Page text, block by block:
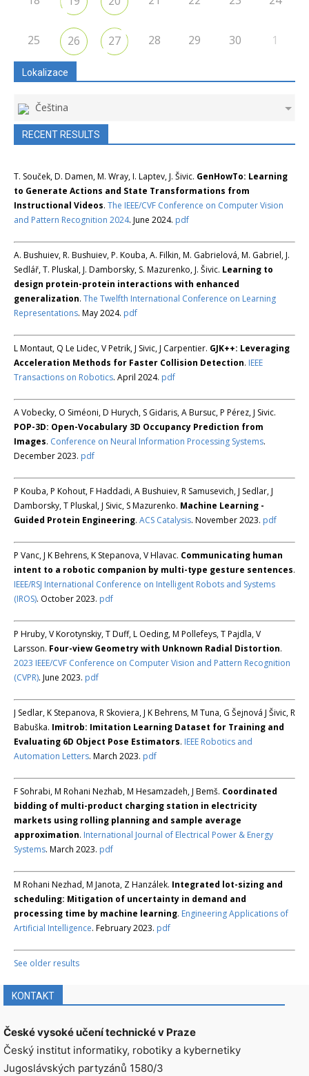
25 26 27 28 29 30 1
Lokalizace
Čeština
RECENT RESULTS
T. Souček, D. Damen, M. Wray, I. Laptev, J. Šivic. GenHowTo: Learning
to Generate Actions and State Transformations from
Instructional Videos. The IEEE/CVF Conference on Computer Vision
and Pattern Recognition 2024. June 2024. pdf
A. Bushuiev, R. Bushuiev, P. Kouba, A. Filkin, M. Gabrielová, M. Gabriel, J.
Sedlář, T. Pluskal, J. Damborsky, S. Mazurenko, J. Šivic. Learning to
design protein-protein interactions with enhanced
generalization. The Twelfth International Conference on Learning
Representations. May 2024. pdf
L Montaut, Q Le Lidec, V Petrik, J Sivic, J Carpentier. GJK++: Leveraging
Acceleration Methods for Faster Collision Detection. IEEE
Transactions on Robotics. April 2024. pdf
A Vobecky, O Siméoni, D Hurych, S Gidaris, A Bursuc, P Pérez, J Sivic.
POP-3D: Open-Vocabulary 3D Occupancy Prediction from
Images. Conference on Neural Information Processing Systems.
December 2023. pdf
P Kouba, P Kohout, F Haddadi, A Bushuiev, R Samusevich, J Sedlar, J
Damborsky, T Pluskal, J Sivic, S Mazurenko. Machine Learning -
Guided Protein Engineering. ACS Catalysis. November 2023. pdf
P Vanc, J K Behrens, K Stepanova, V Hlavac. Communicating human
intent to a robotic companion by multi-type gesture sentences.
IEEE/RSJ International Conference on Intelligent Robots and Systems
(IROS). October 2023. pdf
P Hruby, V Korotynskiy, T Duff, L Oeding, M Pollefeys, T Pajdla, V
Larsson. Four-view Geometry with Unknown Radial Distortion.
2023 IEEE/CVF Conference on Computer Vision and Pattern Recognition
(CVPR). June 2023. pdf
J Sedlar, K Stepanova, R Skoviera, J K Behrens, M Tuna, G Šejnová J Šivic, R
Babuška. Imitrob: Imitation Learning Dataset for Training and
Evaluating 6D Object Pose Estimators. IEEE Robotics and
Automation Letters. March 2023. pdf
F Sohrabi, M Rohani Nezhab, M Hesamzadeh, J Bemš. Coordinated
bidding of multi-product charging station in electricity
markets using rolling planning and sample average
approximation. International Journal of Electrical Power & Energy
Systems. March 2023. pdf
M Rohani Nezhad, M Janota, Z Hanzálek. Integrated lot-sizing and
scheduling: Mitigation of uncertainty in demand and
processing time by machine learning. Engineering Applications of
Artificial Intelligence. February 2023. pdf
See older results
KONTAKT
České vysoké učení technické v Praze
Český institut informatiky, robotiky a kybernetiky
Jugoslávských partyzánů 1580/3